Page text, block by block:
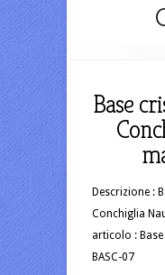
Base
Descrizione :
Conchiglia
articolo :
BASC-07